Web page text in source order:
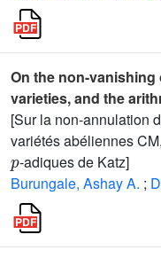
On the non-vanishing
varieties, and the
[Sur la non-annulation
variétés abéliennes
p
-adiques de Katz]
Burungale, Ashay A. ;